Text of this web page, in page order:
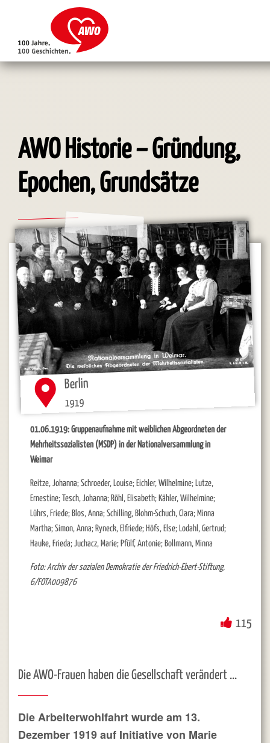
AWO Historie – Gründung,
Epochen, Grundsätze
Berlin
1919
01.06.1919: Gruppenaufnahme mit weiblichen Abgeordneten der
Mehrheitssozialisten (MSDP) in der Nationalversammlung in
Weimar
Reitze, Johanna; Schroeder, Louise; Eichler, Wilhelmine; Lutze,
Ernestine; Tesch, Johanna; Röhl, Elisabeth; Kähler, Wilhelmine;
Lührs, Friede; Blos, Anna; Schilling, Blohm-Schuch, Clara; Minna
Martha; Simon, Anna; Ryneck, Elfriede; Höfs, Else; Lodahl, Gertrud;
Hauke, Frieda; Juchacz, Marie; Pfülf, Antonie; Bollmann, Minna
Foto: Archiv der sozialen Demokratie der Friedrich-Ebert-Stiftung,
6/FOTA009876
115
Die AWO-Frauen haben die Gesellschaft verändert ...
Die Arbeiterwohlfahrt wurde am 13.
Dezember 1919 auf Initiative von Marie